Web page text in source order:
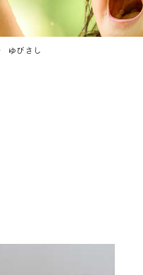
ゆびさし